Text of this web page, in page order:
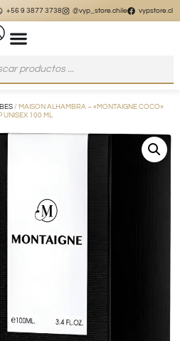
@vyp_store.chile vypstore.cl
/ MAISON ALHAMBRA – «MONTAIGNE COCO»
UNISEX 100 ML